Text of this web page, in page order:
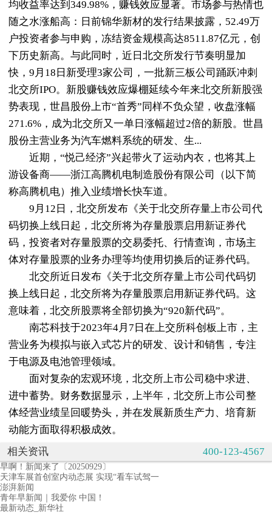
均收益率达到349.98%，赚钱效应显著。市场参与热情也
随之水涨船高：日前锦华新材的发行结果披露，52.49万
户投资者参与申购，冻结资金规模高达8511.87亿元，创
下历史新高。与此同时，近日北交所发行节奏明显加
快，9月18日新受理3家公司，一批新三板公司踊跃冲刺
北交所IPO。新股赚钱效应爆棚延续今年来北交所新股强
势表现，世昌股份上市“首秀”同样不负众望，收盘涨幅
271.6%，成为北交所又一单日涨幅超过2倍的新股。世昌
股份主营业务为汽车燃料系统的研发、生...
近期，“悦己经济”兴起带火了运动内衣，也将其上
游设备商——浙江高腾机电制造股份有限公司（以下简
称高腾机电）推入业绩增长快车道。
9月12日，北交所发布《关于北交所存量上市公司代
码切换上线日起，北交所将为存量股票启用新证券代
码，投资者对存量股票的交易委托、行情查询，市场主
体对存量股票的业务办理等均使用切换后的证券代码。
北交所近日发布《关于北交所存量上市公司代码切
换上线日起，北交所将为存量股票启用新证券代码。这
意味着，北交所股票将全部切换为“920新代码”。
南芯科技于2023年4月7日在上交所科创板上市，主
营业务为模拟与嵌入式芯片的研发、设计和销售，专注
于电源及电池管理领域。
面对复杂的宏观环境，北交所上市公司稳中求进、
进中蓄势。财务数据显示，上半年，北交所上市公司整
体经营业绩呈回暖势头，并在发展新质生产力、培育新
动能方面取得积极成效。
相关资讯
400-123-4567
早啊！新闻来了〔20250929〕
天津车展首创室内动态展 实现“看车试驾一
澎湃新闻
青年早新闻｜我爱你 中国！
最新动态_新华社